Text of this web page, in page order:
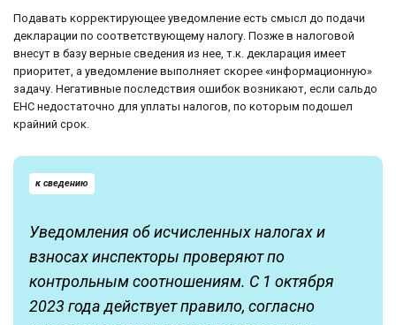
Подавать корректирующее уведомление есть смысл до подачи
декларации по соответствующему налогу. Позже в налоговой
внесут в базу верные сведения из нее, т.к. декларация имеет
приоритет, а уведомление выполняет скорее «информационную»
задачу. Негативные последствия ошибок возникают, если сальдо
ЕНС недостаточно для уплаты налогов, по которым подошел
крайний срок.
к сведению
Уведомления об исчисленных налогах и
взносах инспекторы проверяют по
контрольным соотношениям. С 1 октября
2023 года действует правило, согласно